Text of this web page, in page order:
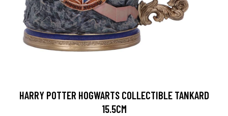
HARRY POTTER HOGWARTS COLLECTIBLE TANKARD
15.5CM